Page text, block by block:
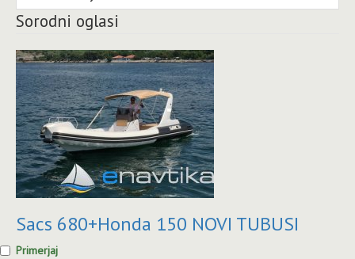
Sorodni oglasi
Sacs 680+Honda 150 NOVI TUBUSI
Primerjaj